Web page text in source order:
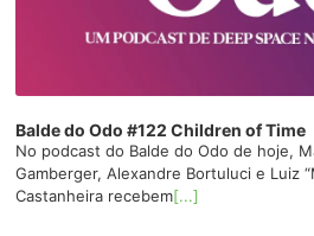
Balde do Odo #122 Children of Time
No podcast do Balde do Odo de hoje,
Gamberger, Alexandre Bortuluci e Luiz
Castanheira recebem[...]